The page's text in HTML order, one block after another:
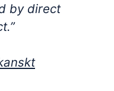
by direct